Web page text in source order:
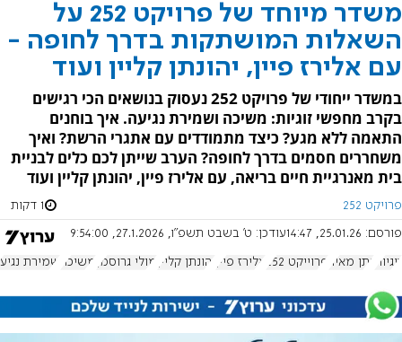
משדר מיוחד של פרויקט 252 על
השאלות המושתקות בדרך לחופה -
עם אלירז פיין, יהונתן קליין ועוד
במשדר ייחודי של פרויקט 252 נעסוק בנושאים הכי רגישים
בקרב מחפשי זוגיות: משיכה ושמירת נגיעה. איך בוחנים
התאמה ללא מגע? כיצד מתמודדים עם אתגרי הרשת? ואיך
משחררים חסמים בדרך לחופה? הערב שייתן לכם כלים לבניית
בית מאנרגיית חיים בריאה, עם אלירז פיין, יהונתן קליין ועוד
פרויקט 252 1 דקות
פורסם: 25.01.26, 14:47 עודכן: ט' בשבט תשפ"ו, 27.1.2026, 9:54:00
זוגיות נתן מאיר פרוייקט 252 אלירז פיין יהונתן קליין מולי גרוסמן משיכה שמירת